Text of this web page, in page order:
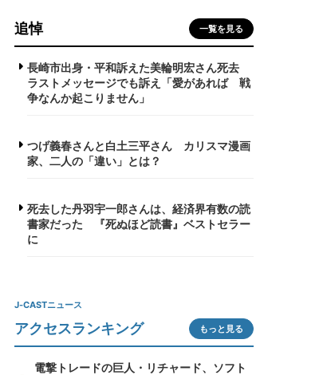
追悼 一覧を見る
長崎市出身・平和訴えた美輪明宏さん死去
ラストメッセージでも訴え「愛があれば 戦
争なんか起こりません」
つげ義春さんと白土三平さん カリスマ漫画
家、二人の「違い」とは？
死去した丹羽宇一郎さんは、経済界有数の読
書家だった 『死ぬほど読書』ベストセラー
に
J-CASTニュース
アクセスランキング もっと見る
電撃トレードの巨人・リチャード、ソフト